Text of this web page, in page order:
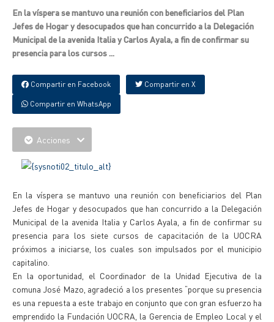
En la víspera se mantuvo una reunión con beneficiarios del Plan
Jefes de Hogar y desocupados que han concurrido a la Delegación
Municipal de la avenida Italia y Carlos Ayala, a fin de confirmar su
presencia para los cursos ...
Compartir en Facebook Compartir en X
Compartir en WhatsApp
Acciones
En la víspera se mantuvo una reunión con beneficiarios del Plan
Jefes de Hogar y desocupados que han concurrido a la Delegación
Municipal de la avenida Italia y Carlos Ayala, a fin de confirmar su
presencia para los siete cursos de capacitación de la UOCRA
próximos a iniciarse, los cuales son impulsados por el municipio
capitalino.
En la oportunidad, el Coordinador de la Unidad Ejecutiva de la
comuna José Mazo, agradeció a los presentes “porque su presencia
es una repuesta a este trabajo en conjunto que con gran esfuerzo ha
emprendido la Fundación UOCRA, la Gerencia de Empleo Local y el